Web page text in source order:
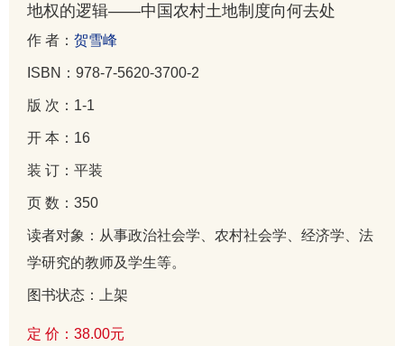
地权的逻辑——中国农村土地制度向何去处
作 者： 贺雪峰
ISBN：978-7-5620-3700-2
版 次：1-1
开 本：16
装 订：平装
页 数：350
读者对象：从事政治社会学、农村社会学、经济学、法
学研究的教师及学生等。
图书状态：上架
定 价：38.00元